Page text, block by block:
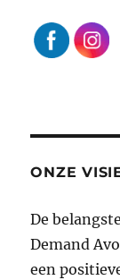
ONZE
De
Demand
een